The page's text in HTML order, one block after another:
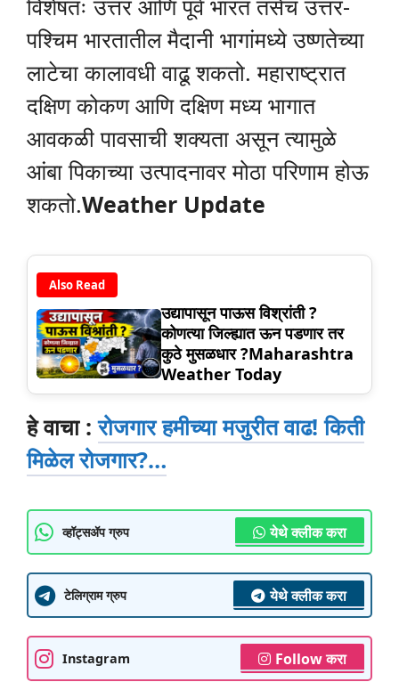
विशेषतः उत्तर आणि पूर्व भारत तसेच उत्तर-
पश्चिम भारतातील मैदानी भागांमध्ये उष्णतेच्या
लाटेचा कालावधी वाढू शकतो. महाराष्ट्रात
दक्षिण कोकण आणि दक्षिण मध्य भागात
आवकळी पावसाची शक्यता असून त्यामुळे
आंबा पिकाच्या उत्पादनावर मोठा परिणाम होऊ
शकतो.Weather Update
Also Read
उद्यापासून पाऊस विश्रांती ?
कोणत्या जिल्ह्यात ऊन पडणार तर
कुठे मुसळधार ?Maharashtra
Weather Today
हे वाचा :रोजगार हमीच्या मजुरीत वाढ! किती
मिळेल रोजगार?…
व्हॉट्सॲप ग्रुप येथे क्लीक करा
टेलिग्राम ग्रुप येथे क्लीक करा
Instagram Follow करा